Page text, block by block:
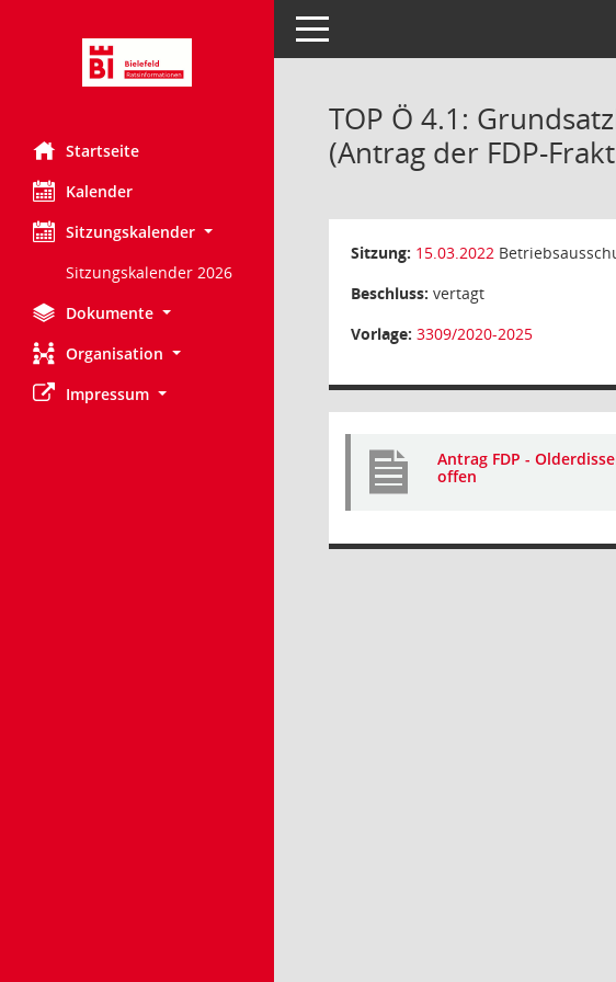
Startseite
Kalender
Sitzungskalender
Sitzungskalender 2026
Dokumente
Organisation
Impressum
Toggle navigation
TOP Ö 4.1:
(Antrag der FDP-
Sitzung: 15.03.2022
Beschluss: vertagt
Vorlage: 3309/2020-2025
Antrag FDP -
offen